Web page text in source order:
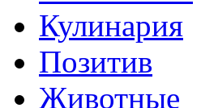
Кулинария
Позитив
Животные